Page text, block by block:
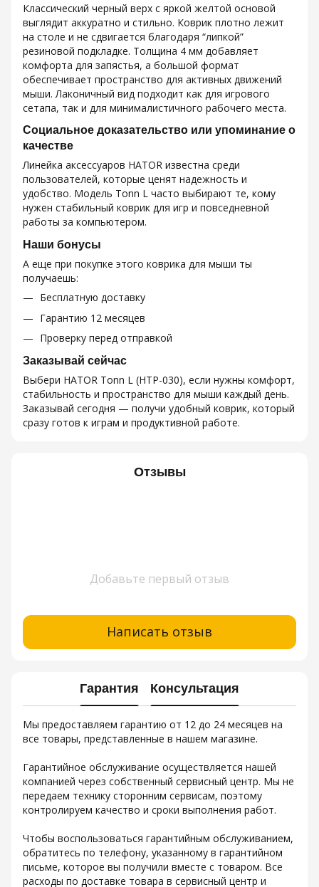
Классический черный верх с яркой желтой основой
выглядит аккуратно и стильно. Коврик плотно лежит
на столе и не сдвигается благодаря “липкой”
резиновой подкладке. Толщина 4 мм добавляет
комфорта для запястья, а большой формат
обеспечивает пространство для активных движений
мыши. Лаконичный вид подходит как для игрового
сетапа, так и для минималистичного рабочего места.
Социальное доказательство или упоминание о
качестве
Линейка аксессуаров HATOR известна среди
пользователей, которые ценят надежность и
удобство. Модель Tonn L часто выбирают те, кому
нужен стабильный коврик для игр и повседневной
работы за компьютером.
Наши бонусы
А еще при покупке этого коврика для мыши ты
получаешь:
Бесплатную доставку
Гарантию 12 месяцев
Проверку перед отправкой
Заказывай сейчас
Выбери HATOR Tonn L (HTP-030), если нужны комфорт,
стабильность и пространство для мыши каждый день.
Заказывай сегодня — получи удобный коврик, который
сразу готов к играм и продуктивной работе.
Отзывы
Добавьте первый отзыв
Написать отзыв
Гарантия Консультация
Мы предоставляем гарантию от 12 до 24 месяцев на
все товары, представленные в нашем магазине.
Гарантийное обслуживание осуществляется нашей
компанией через собственный сервисный центр. Мы не
передаем технику сторонним сервисам, поэтому
контролируем качество и сроки выполнения работ.
Чтобы воспользоваться гарантийным обслуживанием,
обратитесь по телефону, указанному в гарантийном
письме, которое вы получили вместе с товаром. Все
расходы по доставке товара в сервисный центр и